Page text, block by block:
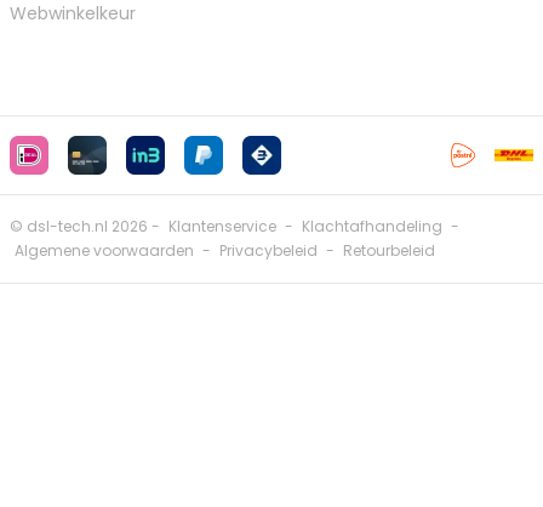
Webwinkelkeur
© dsl-tech.nl 2026 - Klantenservice - Klachtafhandeling -
Algemene voorwaarden - Privacybeleid - Retourbeleid